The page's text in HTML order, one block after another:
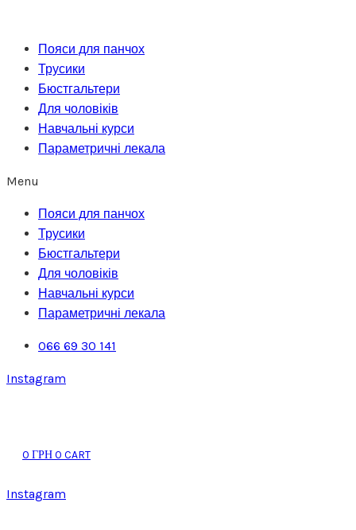
вмістуПояси для панчох
Трусики
Бюстгальтери
Для чоловіків
Навчальні курси
Параметричні лекала
Menu
Пояси для панчох
Трусики
Бюстгальтери
Для чоловіків
Навчальні курси
Параметричні лекала
066 69 30 141
Instagram
0 ГРН 0 CART
Instagram